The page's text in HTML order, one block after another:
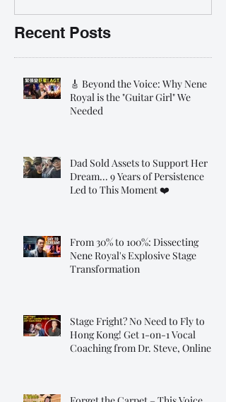
Recent Posts
🎸 Beyond the Voice: Why Nene
Royal is the "Guitar Girl" We
Needed
Dad Sold Assets to Support Her
Dream... 9 Years of Persistence
Led to This Moment ❤️
From 30% to 100%: Dissecting
Nene Royal's Explosive Stage
Transformation
Stage Fright? No Need to Fly to
Hong Kong! Get 1-on-1 Vocal
Coaching from Dr. Steve, Online!